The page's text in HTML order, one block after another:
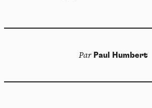
Par Paul Humbert